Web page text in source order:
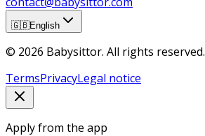
🇬🇧English
© 2026 Babysittor. All rights reserved.
TermsPrivacyLegal notice
Apply from the app